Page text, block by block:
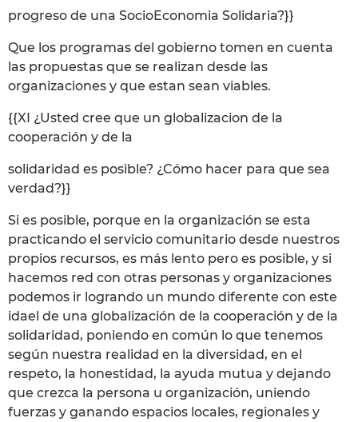
progreso de una SocioEconomia Solidaria?}}
Que los programas del gobierno tomen en cuenta
las propuestas que se realizan desde las
organizaciones y que estan sean viables.
{{XI ¿Usted cree que un globalizacion de la
cooperación y de la
solidaridad es posible? ¿Cómo hacer para que sea
verdad?}}
Si es posible, porque en la organización se esta
practicando el servicio comunitario desde nuestros
propios recursos, es más lento pero es posible, y si
hacemos red con otras personas y organizaciones
podemos ir logrando un mundo diferente con este
idael de una globalización de la cooperación y de la
solidaridad, poniendo en común lo que tenemos
según nuestra realidad en la diversidad, en el
respeto, la honestidad, la ayuda mutua y dejando
que crezca la persona u organización, uniendo
fuerzas y ganando espacios locales, regionales y